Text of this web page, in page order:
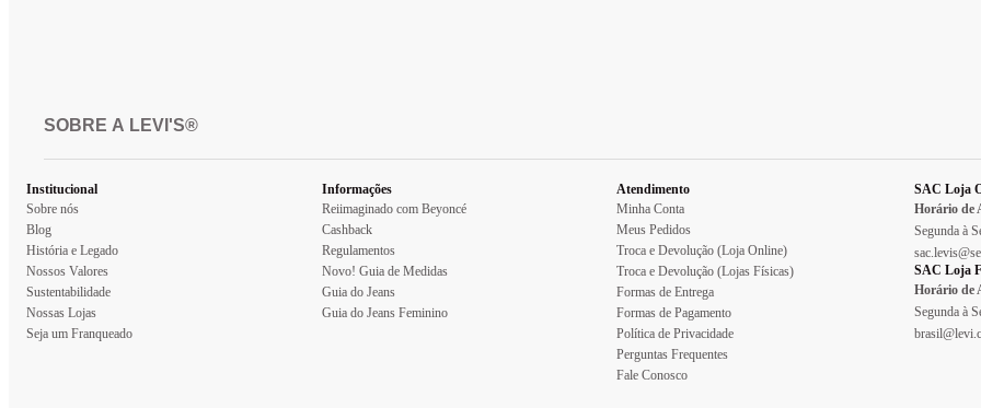
SOBRE A LEVI'S®
Institucional
Sobre nós
Blog
História e Legado
Nossos Valores
Sustentabilidade
Nossas Lojas
Seja um Franqueado
Informações
Reiimaginado com Beyoncé
Cashback
Regulamentos
Novo! Guia de Medidas
Guia do Jeans
Guia do Jeans Feminino
Atendimento
Minha Conta
Meus Pedidos
Troca e Devolução (Loja Online)
Troca e Devolução (Lojas Físicas)
Formas de Entrega
Formas de Pagamento
Política de Privacidade
Perguntas Frequentes
Fale Conosco
SAC Loja
Horário de
Segunda à
SAC Loja
Horário de
Segunda à